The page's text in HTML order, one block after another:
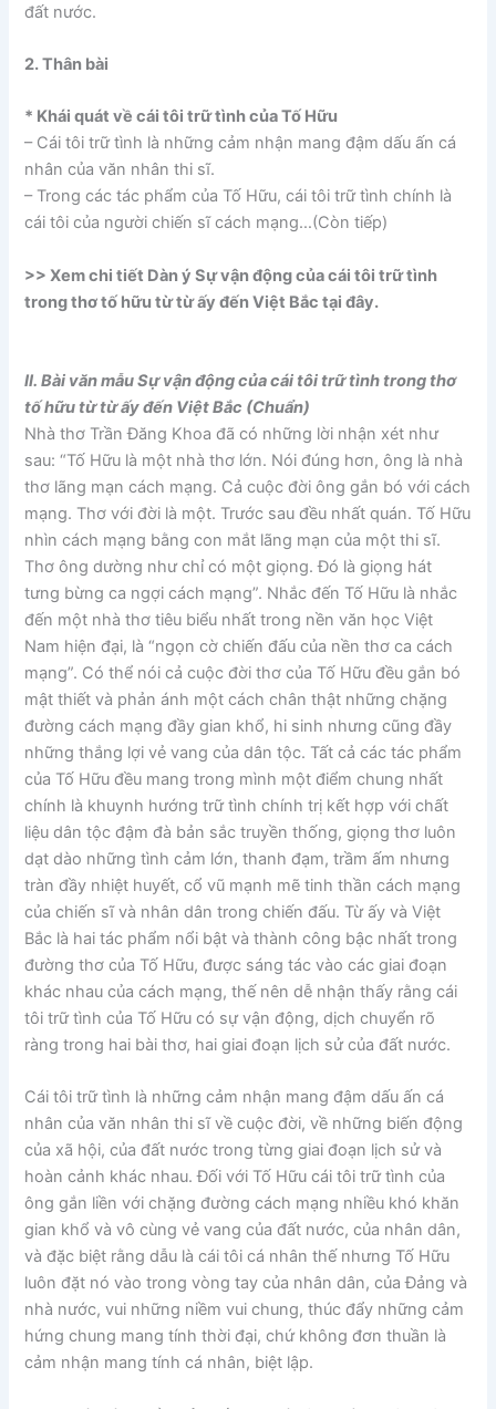
đất nước.
2. Thân bài
* Khái quát về cái tôi trữ tình của Tố Hữu
– Cái tôi trữ tình là những cảm nhận mang đậm dấu ấn cá
nhân của văn nhân thi sĩ.
– Trong các tác phẩm của Tố Hữu, cái tôi trữ tình chính là
cái tôi của người chiến sĩ cách mạng…(Còn tiếp)
>> Xem chi tiết Dàn ýSự vận động của cái tôi trữ tình
trong thơ tố hữu từ từ ấy đến Việt Bắc tại đây.
II. Bài văn mẫu Sự vận động của cái tôi trữ tình trong thơ
tố hữu từ từ ấy đến Việt Bắc (Chuẩn)
Nhà thơ Trần Đăng Khoa đã có những lời nhận xét như
sau: “Tố Hữu là một nhà thơ lớn. Nói đúng hơn, ông là nhà
thơ lãng mạn cách mạng. Cả cuộc đời ông gắn bó với cách
mạng. Thơ với đời là một. Trước sau đều nhất quán. Tố Hữu
nhìn cách mạng bằng con mắt lãng mạn của một thi sĩ.
Thơ ông dường như chỉ có một giọng. Đó là giọng hát
tưng bừng ca ngợi cách mạng”. Nhắc đến Tố Hữu là nhắc
đến một nhà thơ tiêu biểu nhất trong nền văn học Việt
Nam hiện đại, là “ngọn cờ chiến đấu của nền thơ ca cách
mạng”. Có thể nói cả cuộc đời thơ của Tố Hữu đều gắn bó
mật thiết và phản ánh một cách chân thật những chặng
đường cách mạng đầy gian khổ, hi sinh nhưng cũng đầy
những thắng lợi vẻ vang của dân tộc. Tất cả các tác phẩm
của Tố Hữu đều mang trong mình một điểm chung nhất
chính là khuynh hướng trữ tình chính trị kết hợp với chất
liệu dân tộc đậm đà bản sắc truyền thống, giọng thơ luôn
dạt dào những tình cảm lớn, thanh đạm, trầm ấm nhưng
tràn đầy nhiệt huyết, cổ vũ mạnh mẽ tinh thần cách mạng
của chiến sĩ và nhân dân trong chiến đấu. Từ ấy và Việt
Bắc là hai tác phẩm nổi bật và thành công bậc nhất trong
đường thơ của Tố Hữu, được sáng tác vào các giai đoạn
khác nhau của cách mạng, thế nên dễ nhận thấy rằng cái
tôi trữ tình của Tố Hữu có sự vận động, dịch chuyển rõ
ràng trong hai bài thơ, hai giai đoạn lịch sử của đất nước.
Cái tôi trữ tình là những cảm nhận mang đậm dấu ấn cá
nhân của văn nhân thi sĩ về cuộc đời, về những biến động
của xã hội, của đất nước trong từng giai đoạn lịch sử và
hoàn cảnh khác nhau. Đối với Tố Hữu cái tôi trữ tình của
ông gắn liền với chặng đường cách mạng nhiều khó khăn
gian khổ và vô cùng vẻ vang của đất nước, của nhân dân,
và đặc biệt rằng dẫu là cái tôi cá nhân thế nhưng Tố Hữu
luôn đặt nó vào trong vòng tay của nhân dân, của Đảng và
nhà nước, vui những niềm vui chung, thúc đẩy những cảm
hứng chung mang tính thời đại, chứ không đơn thuần là
cảm nhận mang tính cá nhân, biệt lập.